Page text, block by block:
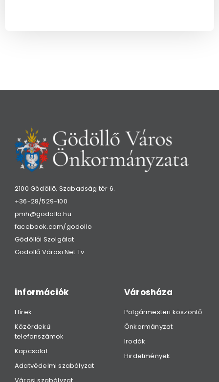
2100 Gödöllő, Szabadság tér 6.
+36-28/529-100
pmh@godollo.hu
facebook.com/godollo
Gödöllői Szolgálat
Gödöllő Városi Net Tv
információk
Hírek
Közérdekű
telefonszámok
Kapcsolat
Adatvédelmi szabályzat
Városháza
Polgármesteri köszöntő
Önkormányzat
Irodák
Hirdetmények